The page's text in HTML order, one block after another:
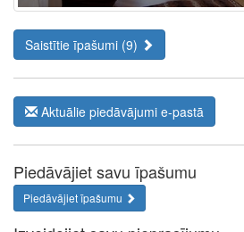
Saistītie īpašumi (9)
Aktuālie piedāvājumi e-pastā
Piedāvājiet savu īpašumu
Piedāvājiet īpašumu